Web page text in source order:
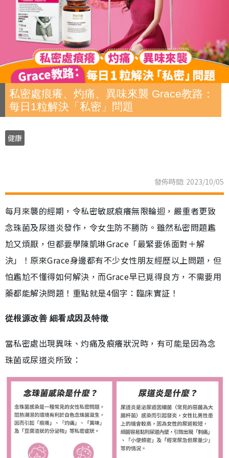
私密處痕癢、灼痛、異味來襲 Grace教路：
每日1粒解決「私密」問題
健康
發佈時間: 2023/10/05
每月來襲的經期，令私密敏感痕癢無限輪迴，嚴重者更致
念珠菌及尿道炎發作，令女生防不勝防。雖然私密問題尷
尬又煩厭，但都要學陳凱琳Grace「最緊要係面對＋解
決」！原來Grace身邊都有不少女性朋友經歷以上問題，但
怕尷尬不懂得如何解決，而Grace早已覓得良方，不需要用
藥都能解決問題！重點就是4個字：臨床實証！
從根源改善 細看成因及特徵
當私密處出現異味、灼痛及痕癢狀況時，有可能是因為念
珠菌或尿道炎所致：